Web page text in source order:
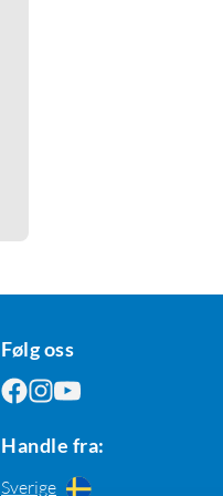
Følg oss
Handle fra:
Sverige